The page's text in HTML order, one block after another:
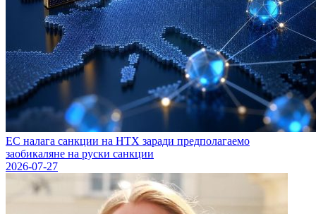
ЕС налага санкции на HTX заради предполагаемо
заобикаляне на руски санкции
2026-07-27